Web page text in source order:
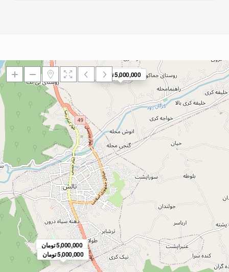
5,000,000 تومان
5,000,000 تومان
5,000,000 تومان
5,000,000 تومان